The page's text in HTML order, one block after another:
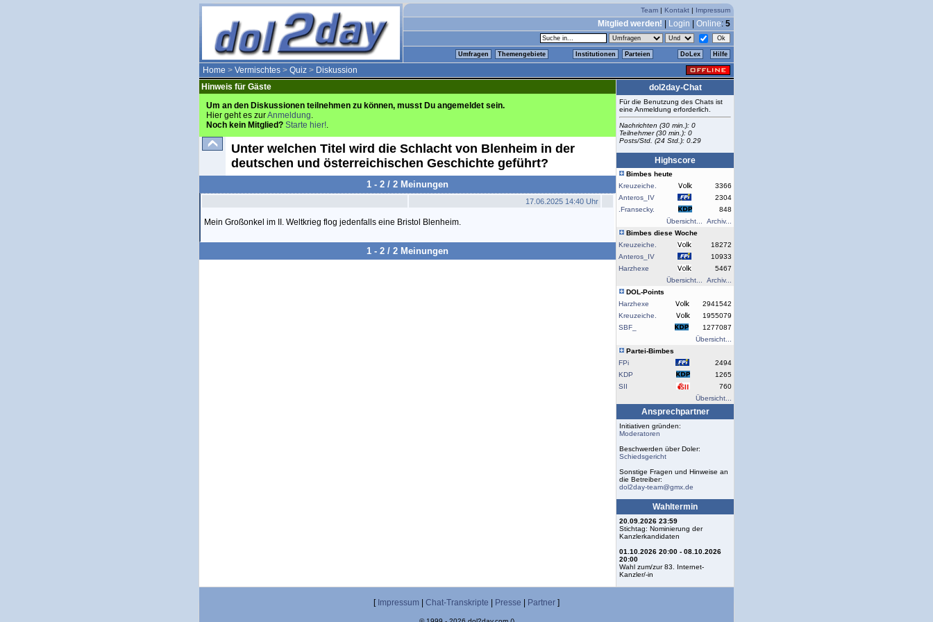
Team | Kontakt | Impressum
Mitglied werden! Login Online: 5
Umfragen Themengebiete Institutionen Parteien DoLex Hilfe
Home > Vermischtes > Quiz > Diskussion
Hinweis für Gäste
Um an den Diskussionen teilnehmen zu können, musst Du angemeldet sein.
Hier geht es zurAnmeldung.
Noch kein Mitglied? Starte hier!.
Unter welchen Titel wird die Schlacht von Blenheim in der
deutschen und österreichischen Geschichte geführt?
1 - 2 / 2 Meinungen
17.06.2025 14:40 Uhr
Mein Großonkel im II. Weltkrieg flog jedenfalls eine Bristol Blenheim.
1 - 2 / 2 Meinungen
dol2day-Chat
Für die Benutzung des Chats ist
eine Anmeldung erforderlich.
Nachrichten (30 min.): 0
Teilnehmer (30 min.): 0
Posts/Std. (24 Std.): 0.29
Highscore
Bimbes heute
Kreuzeiche.
3366
Anteros_IV
2304
.Fransecky.
848
Übersicht...
Archiv...
Bimbes diese Woche
Kreuzeiche.
18272
Anteros_IV
10933
Harzhexe
5467
Übersicht...
Archiv...
DOL-Points
Harzhexe
2941542
Kreuzeiche.
1955079
SBF_
1277087
Übersicht...
Partei-Bimbes
FPi
2494
KDP
1265
SII
760
Übersicht...
Ansprechpartner
Initiativen gründen:
Moderatoren
Beschwerden über Doler:
Schiedsgericht
Sonstige Fragen und Hinweise an
die Betreiber:
dol2day-team@gmx.de
Wahltermin
20.09.2026 23:59
Stichtag: Nominierung der
Kanzlerkandidaten
01.10.2026 20:00 - 08.10.2026
20:00
Wahl zum/zur 83. Internet-
Kanzler/-in
[ Impressum Chat-Transkripte Presse Partner ]